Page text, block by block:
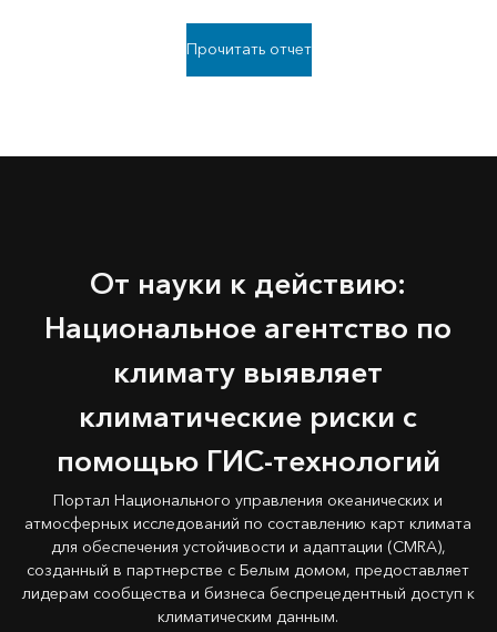
Прочитать отчет
От науки к действию:
Национальное агентство по
климату выявляет
климатические риски с
помощью ГИС-технологий
Портал Национального управления океанических и
атмосферных исследований по составлению карт климата
для обеспечения устойчивости и адаптации (CMRA),
созданный в партнерстве с Белым домом, предоставляет
лидерам сообщества и бизнеса беспрецедентный доступ к
климатическим данным.